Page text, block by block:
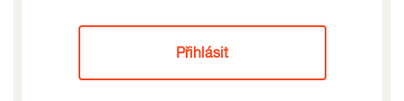
Přihlásit